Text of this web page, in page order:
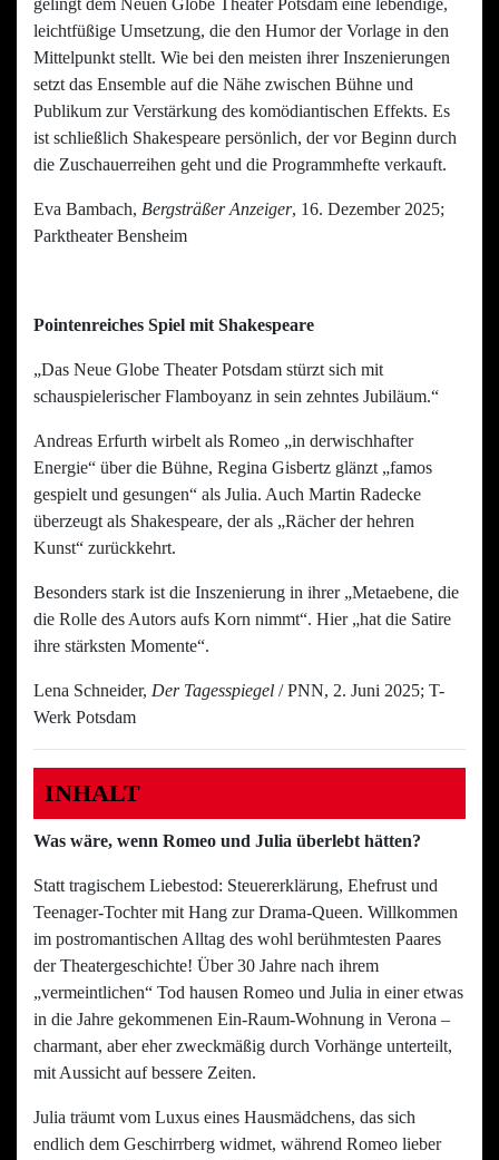
gelingt dem Neuen Globe Theater Potsdam eine lebendige,
leichtfüßige Umsetzung, die den Humor der Vorlage in den
Mittelpunkt stellt. Wie bei den meisten ihrer Inszenierungen
setzt das Ensemble auf die Nähe zwischen Bühne und
Publikum zur Verstärkung des komödiantischen Effekts. Es
ist schließlich Shakespeare persönlich, der vor Beginn durch
die Zuschauerreihen geht und die Programmhefte verkauft.
Eva Bambach, Bergsträßer Anzeiger, 16. Dezember 2025;
Parktheater Bensheim
Pointenreiches Spiel mit Shakespeare
„Das Neue Globe Theater Potsdam stürzt sich mit
schauspielerischer Flamboyanz in sein zehntes Jubiläum.“
Andreas Erfurth wirbelt als Romeo „in derwischhafter
Energie“ über die Bühne, Regina Gisbertz glänzt „famos
gespielt und gesungen“ als Julia. Auch Martin Radecke
überzeugt als Shakespeare, der als „Rächer der hehren
Kunst“ zurückkehrt.
Besonders stark ist die Inszenierung in ihrer „Metaebene, die
die Rolle des Autors aufs Korn nimmt“. Hier „hat die Satire
ihre stärksten Momente“.
Lena Schneider, Der Tagesspiegel / PNN, 2. Juni 2025; T-
Werk Potsdam
INHALT
Was wäre, wenn Romeo und Julia überlebt hätten?
Statt tragischem Liebestod: Steuererklärung, Ehefrust und
Teenager-Tochter mit Hang zur Drama-Queen. Willkommen
im postromantischen Alltag des wohl berühmtesten Paares
der Theatergeschichte! Über 30 Jahre nach ihrem
„vermeintlichen“ Tod hausen Romeo und Julia in einer etwas
in die Jahre gekommenen Ein-Raum-Wohnung in Verona –
charmant, aber eher zweckmäßig durch Vorhänge unterteilt,
mit Aussicht auf bessere Zeiten.
Julia träumt vom Luxus eines Hausmädchens, das sich
endlich dem Geschirrberg widmet, während Romeo lieber